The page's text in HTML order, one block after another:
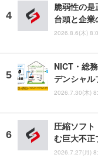
脆弱性の
台頭と企業
2026.8.6(木)
NICT・総
デンシャル
2026.7.30(木)
圧縮ソフ
む巨大不正
2026.7.27(月)